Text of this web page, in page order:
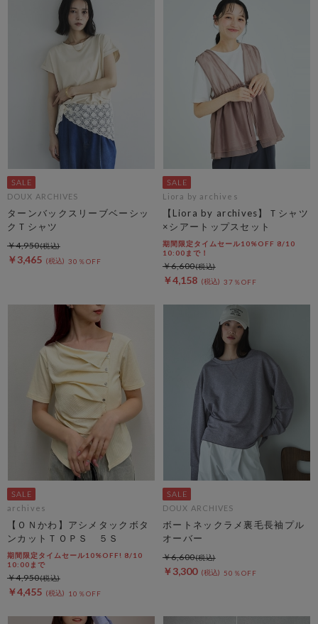
DOUX ARCHIVES
ターンバックスリーブベーシッ
クＴシャツ
￥3,465 30％OFF
￥4,950
Liora by archives
【Liora by archives】Ｔシャツ
×シアートップスセット
期間限定タイムセール10%OFF 8/10
10:00まで！
￥4,158 37％OFF
￥6,600
archives
【ＯＮかわ】アシメタックボタ
ンカットＴＯＰＳ ５Ｓ
期間限定タイムセール10%OFF! 8/10
10:00まで
￥4,455 10％OFF
￥4,950
DOUX ARCHIVES
ボートネックラメ裏毛長袖プル
オーバー
￥3,300 50％OFF
￥6,600